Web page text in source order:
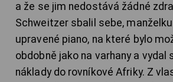
a že se jim nedostává žádné
Schweitzer sbalil sebe,
upravené piano, na které bylo
obdobně jako na varhany a vydal
náklady do rovníkové Afriky. Z